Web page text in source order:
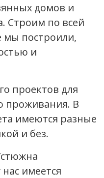
домов и
Строим по всей
мы построили,
и
проектов для
проживания. В
имеются разные
и без.
имеется